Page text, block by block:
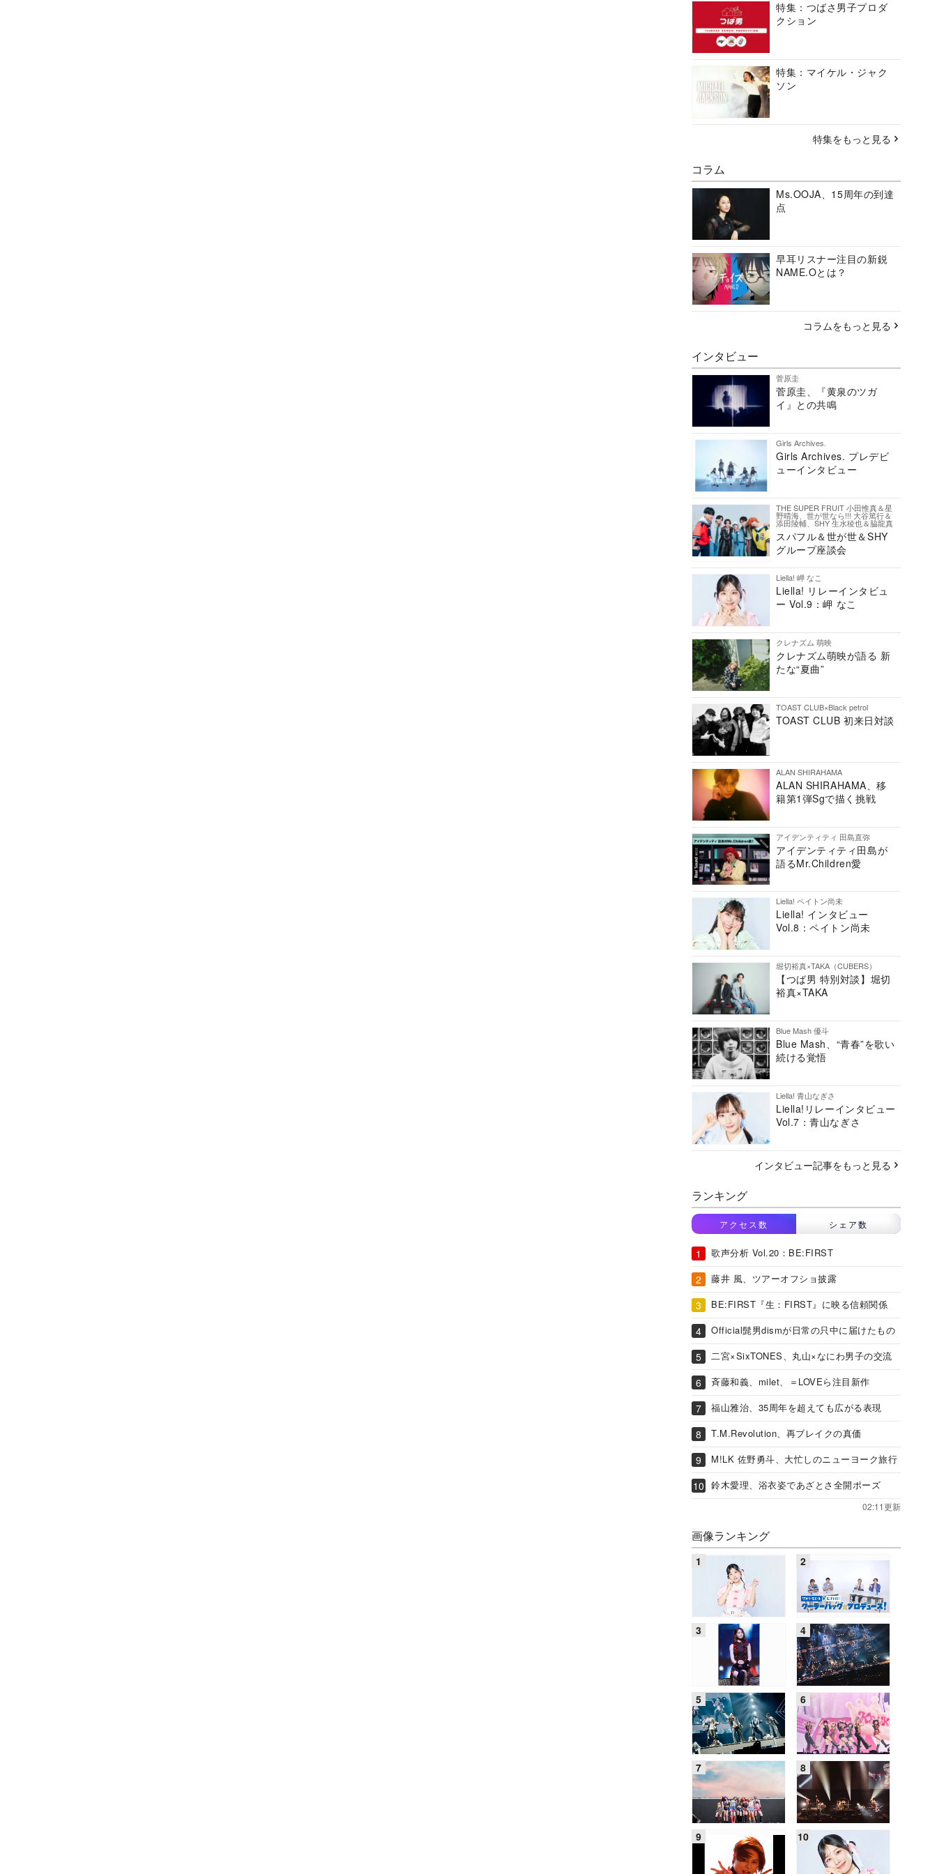
特集：つばさ男子プロダ
クション
特集：マイケル・ジャク
ソン
特集をもっと見る
コラム
Ms.OOJA、15周年の到達
点
早耳リスナー注目の新鋭
NAME.Oとは？
コラムをもっと見る
インタビュー
菅原圭
菅原圭、『黄泉のツガ
イ』との共鳴
Girls Archives.
Girls Archives. プレデビ
ューインタビュー
THE SUPER FRUIT 小田惟真＆星
野晴海、世が世なら!!! 大谷篤行＆
添田陵輔、SHY 生水稜也＆脇龍真
スパフル＆世が世＆SHY
グループ座談会
Liella! 岬 なこ
Liella! リレーインタビュ
ー Vol.9：岬 なこ
クレナズム 萌映
クレナズム萌映が語る 新
たな“夏曲”
TOAST CLUB×Black petrol
TOAST CLUB 初来日対談
ALAN SHIRAHAMA
ALAN SHIRAHAMA、移
籍第1弾Sgで描く挑戦
アイデンティティ 田島直弥
アイデンティティ田島が
語るMr.Children愛
Liella! ペイトン尚未
Liella! インタビュー
Vol.8：ペイトン尚未
堀切裕真×TAKA（CUBERS）
【つば男 特別対談】堀切
裕真×TAKA
Blue Mash 優斗
Blue Mash、“青春”を歌い
続ける覚悟
Liella! 青山なぎさ
Liella!リレーインタビュー
Vol.7：青山なぎさ
インタビュー記事をもっと見る
ランキング
アクセス数 シェア数
歌声分析 Vol.20：BE:FIRST
藤井 風、ツアーオフショ披露
BE:FIRST『生：FIRST』に映る信頼関係
Official髭男dismが日常の只中に届けたもの
二宮×SixTONES、丸山×なにわ男子の交流
斉藤和義、milet、＝LOVEら注目新作
福山雅治、35周年を超えても広がる表現
T.M.Revolution、再ブレイクの真価
M!LK 佐野勇斗、大忙しのニューヨーク旅行
鈴木愛理、浴衣姿であざとさ全開ポーズ
02:11更新
画像ランキング